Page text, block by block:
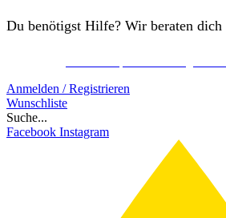
Du benötigst Hilfe? Wir beraten dich
Anmelden / Registrieren
Wunschliste
Suche...
Facebook Instagram